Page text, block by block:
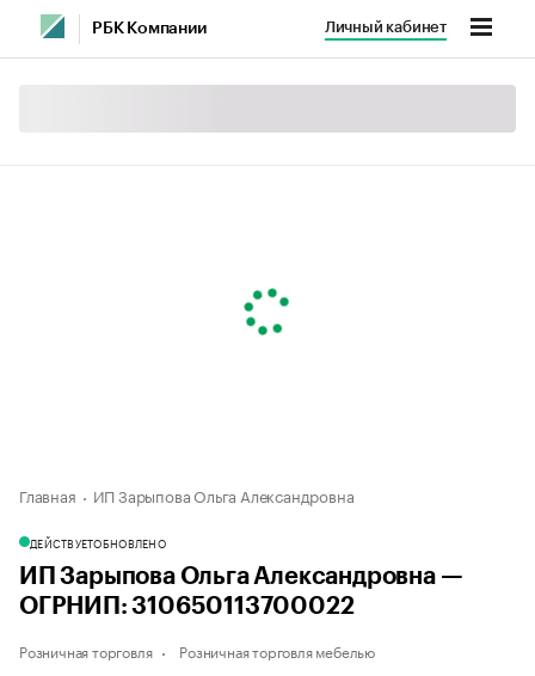
РБК Компании Личный кабинет
Главная ИП Зарыпова Ольга Александровна
ДЕЙСТВУЕТОБНОВЛЕНО
ИП Зарыпова Ольга Александровна —
ОГРНИП: 310650113700022
Розничная торговля Розничная торговля мебелью